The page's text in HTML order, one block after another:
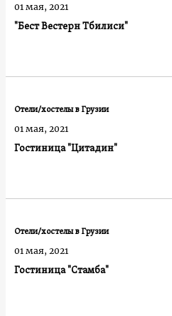
"Бест Вестерн Тбилиси"
01 мая, 2021
Гостиница "Цитадин"
Отели/хостелы в Грузии
01 мая, 2021
Гостиница "Стамба"
Отели/хостелы в Грузии
01 мая, 2021